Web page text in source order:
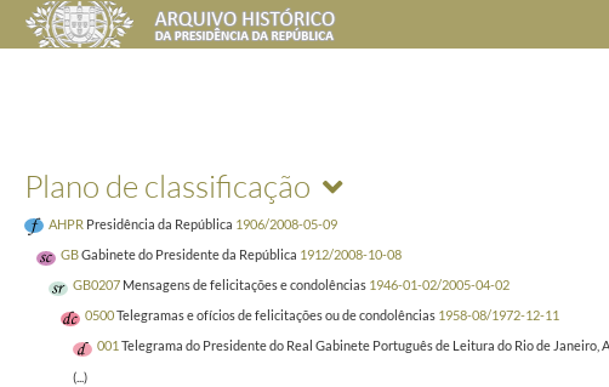
Plano de classificação
AHPR Presidência da República 1906/2008-05-09
GBGabinete do Presidente da República 1912/2008-10-08
GB0207 Mensagens de felicitações e condolências 1946-01-02/2005-04-02
0500Telegramas e ofícios de felicitações ou de condolências 1958-08/1972-12-11
001 Telegrama do Presidente do Real Gabinete Português de Leitura do Rio de
(...)